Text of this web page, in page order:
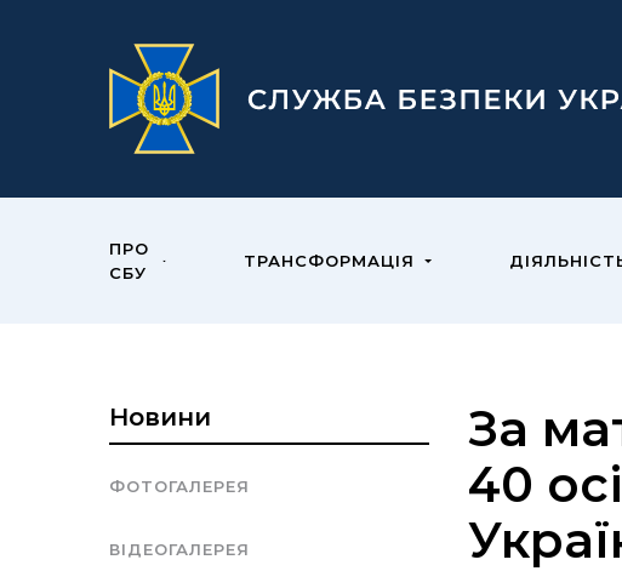
ПРО
СБУ
ТРАНСФОРМАЦІЯ
Новини
ФОТОГАЛЕРЕЯ
ВІДЕОГАЛЕРЕЯ
За
40